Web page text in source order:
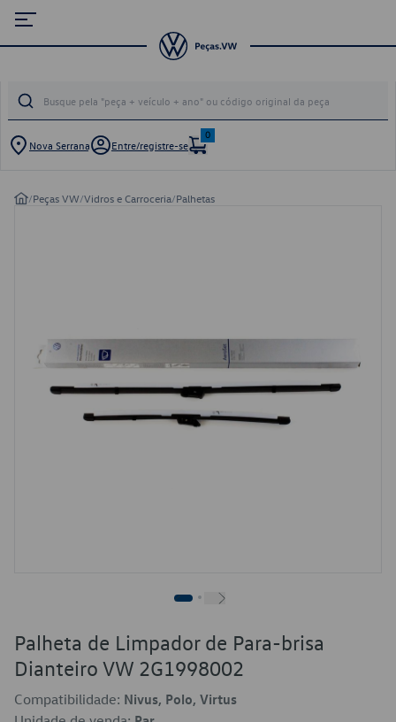
Nova Serrana Entre/registre-se
0
/Peças VW/Vidros e Carroceria/Palhetas
Palheta de Limpador de Para-brisa
Dianteiro VW 2G1998002
Compatibilidade: Nivus, Polo, Virtus